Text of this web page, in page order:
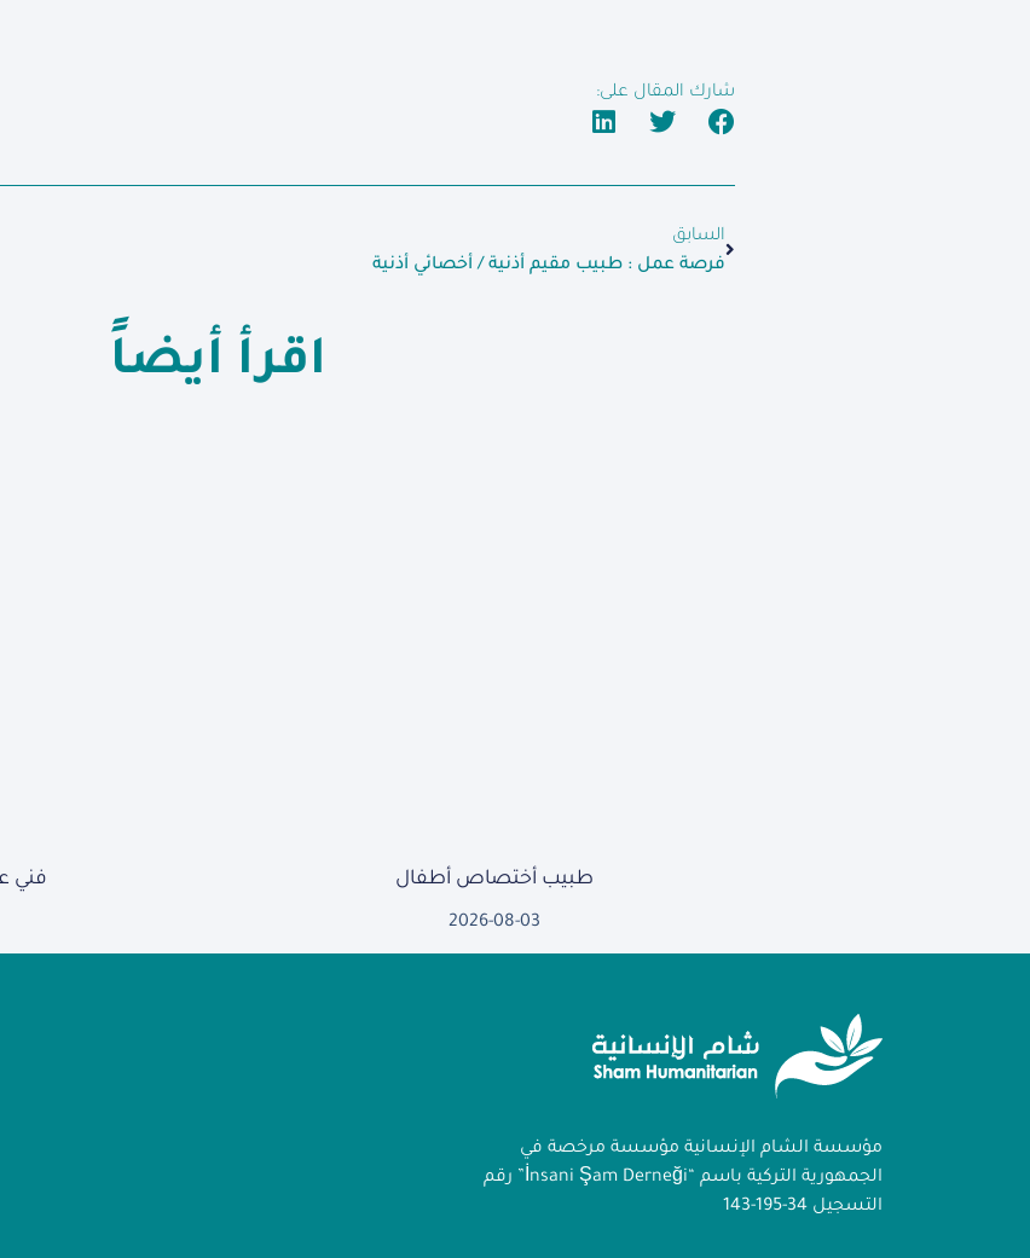
شارك المقال على:
السابق
فرصة عمل : طبيب مقيم أذنية / أخصائي أذنية
اقرأ أيضاً
طبيب أختصاص أطفال
2026-08-03
فني
مؤسسة الشام الإنسانية مؤسسة مرخصة في
الجمهورية التركية باسم “İnsani Şam Derneği” رقم
التسجيل 34-195-143